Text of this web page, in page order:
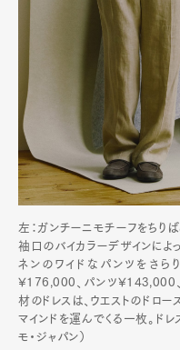
左：ガンチーニモチーフをちり
袖口のバイカラーデザインに
ネンのワイドなパンツをさら
¥176,000、パンツ¥143,000
材のドレスは、ウエストのドロー
マインドを運んでくる一枚。ド
モ・ジャパン）